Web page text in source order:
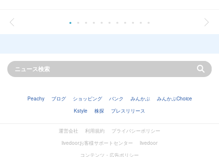
Peachy ブログ ショッピング バンク みんかぶ
みんかぶChoice
Kstyle
株探 プレスリリース
運営会社 利用規約
プライバシーポリシー
livedoorお客様サポートセンター
livedoor
コンテンツ・広告ポリシー